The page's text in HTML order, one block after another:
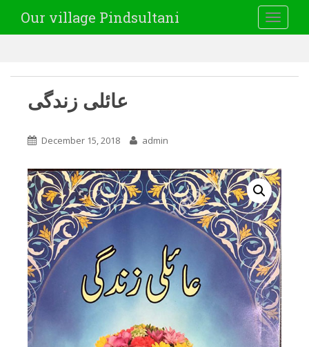
Our village Pindsultani
عائلی زندگی
December 15, 2018 admin